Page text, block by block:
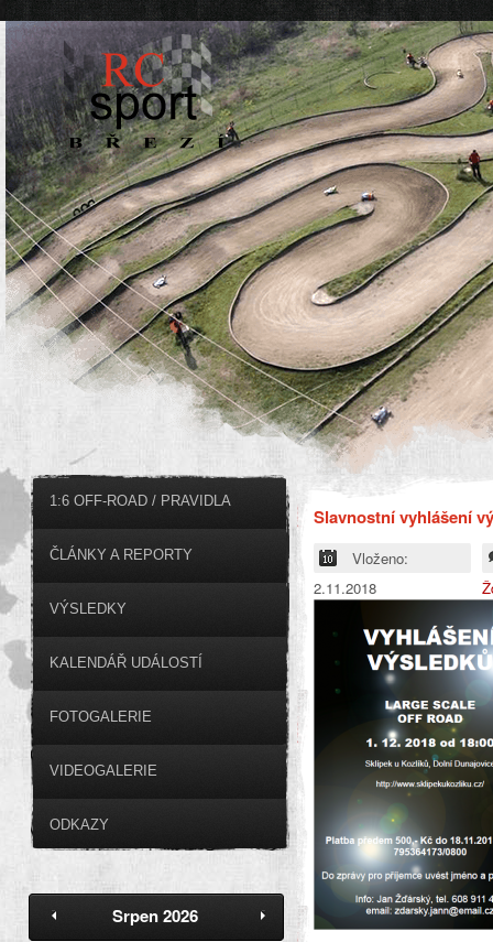
Slavnostní vyhlášení
Vloženo:
2.11.2018
1:6 OFF-ROAD / PRAVIDLA
ČLÁNKY A REPORTY
VÝSLEDKY
KALENDÁŘ UDÁLOSTÍ
FOTOGALERIE
VIDEOGALERIE
ODKAZY
Srpen 2026